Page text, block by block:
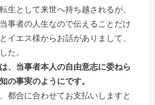
生として来世へ持ち越されるが、
事者の人生なので伝えることだけ
イエス様からお話がありまして、
た。
、当事者本人の自由意志に委ねら
の事実のようにです。
都合に合わせてお支払いしますと